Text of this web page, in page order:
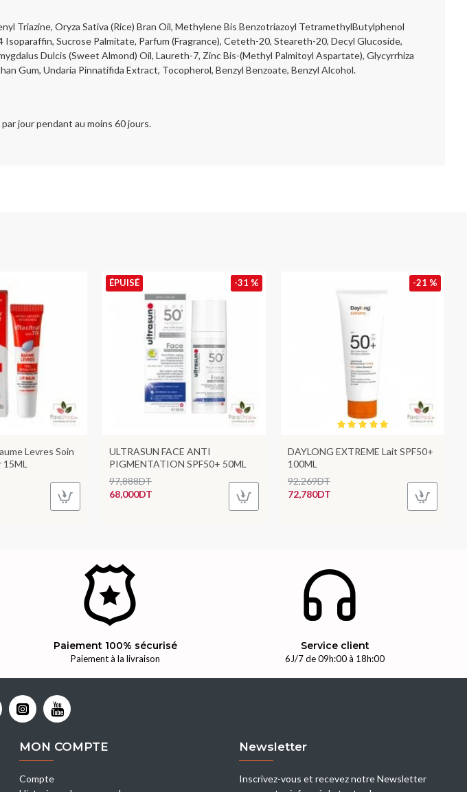
Triazine, Oryza Sativa (Rice) Bran Oil, Methylene Bis Benzotriazoyl TetramethylButylphenol
Sucrose Palmitate, Parfum (Fragrance), Ceteth-20, Steareth-20, Decyl Glucoside,
Dulcis (Sweet Almond) Oil, Laureth-7, Zinc Bis-(Methyl Palmitoyl Aspartate), Glycyrrhiza
Gum, Undaria Pinnatifida Extract, Tocopherol, Benzyl Benzoate, Benzyl Alcohol.
jour pendant au moins 60 jours.
Levres Soin
-31 %
ÉPUISÉ
ULTRASUN FACE ANTI
PIGMENTATION SPF50+ 50ML
68,000DT
97,888DT
-21 %
DAYLONG EXTREME Lait SPF50+
100ML
72,780DT
92,269DT
Paiement 100% sécurisé
Paiement à la livraison
Service client
6J/7 de 09h:00 à 18h:00
MON COMPTE
Compte
Newsletter
Inscrivez-vous et recevez notre Newsletter